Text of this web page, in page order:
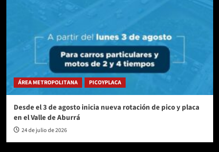
ÁREA METROPOLITANA PICOYPLACA
Desde el 3 de agosto inicia nueva rotación de pico y placa
en el Valle de Aburrá
24 de julio de 2026